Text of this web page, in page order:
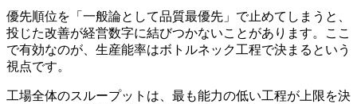
優先順位を「一般論として品質最優先」で止めてしまうと、
投じた改善が経営数字に結びつかないことがあります。ここ
で有効なのが、生産能率はボトルネック工程で決まるという
視点です。
工場全体のスループットは、最も能力の低い工程が上限を決